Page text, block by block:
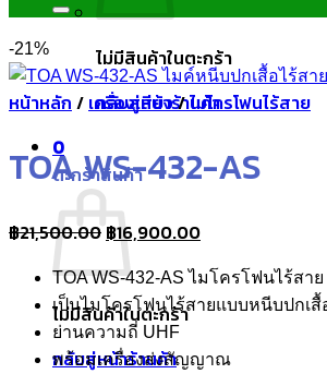
ไม่มีสินค้าในตะกร้า
กลับสู่หน้าร้านค้า
0
ตะกร้าสินค้า
ไม่มีสินค้าในตะกร้า
กลับสู่หน้าร้านค้า
-21%
หน้าหลัก / เครื่องเสียง/ไมโครโฟนไร้สาย
TOA WS-432-AS
฿21,500.00Original
price
was:
฿21,500.00.
฿16,900.00Current
is:
฿16,900.00.
TOA WS-432-AS ไมโครโฟนไร้สาย
เป็นไมโครโฟนไร้สายแบบหนีบปกเสื้
ย่านความถี่ UHF
พร้อมเครื่องส่งสัญญาณ